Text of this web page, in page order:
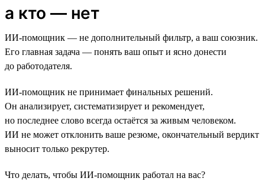
а кто — нет
ИИ-помощник — не дополнительный фильтр, а ваш союзник.
Его главная задача — понять ваш опыт и ясно донести
до работодателя.
ИИ-помощник не принимает финальных решений.
Он анализирует, систематизирует и рекомендует,
но последнее слово всегда остаётся за живым человеком.
ИИ не может отклонить ваше резюме, окончательный вердикт
выносит только рекрутер.
Что делать, чтобы ИИ-помощник работал на вас?